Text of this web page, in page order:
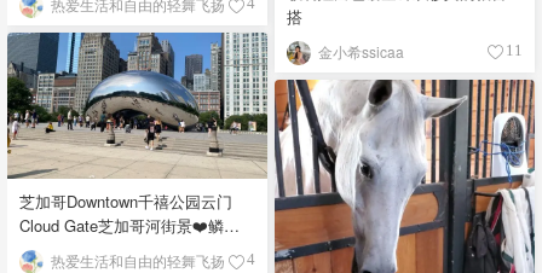
搭
金小希ssicaa 11
热爱生活和自由的轻舞飞扬 4
芝加哥Downtown千禧公园云门
Cloud Gate芝加哥河街景❤️鳞次
栉比的高楼
热爱生活和自由的轻舞飞扬 4